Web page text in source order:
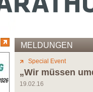
MELDUNGEN
Special Event
„Wir müssen
19.02.16